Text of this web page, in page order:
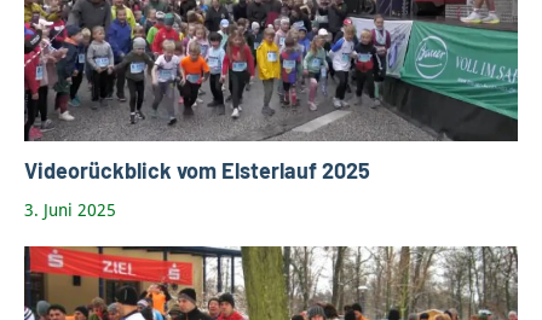
Videorückblick vom Elsterlauf 2025
3. Juni 2025